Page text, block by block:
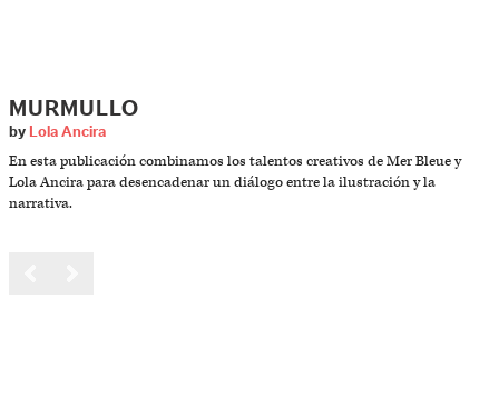
MURMULLO
by Lola Ancira
En esta publicación combinamos los talentos creativos de Mer Bleue y
Lola Ancira para desencadenar un diálogo entre la ilustración y la
narrativa.